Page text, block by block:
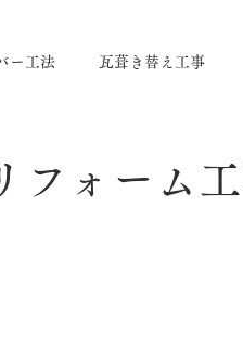
ー工法 瓦葺き替え工事
雨漏
フォーム